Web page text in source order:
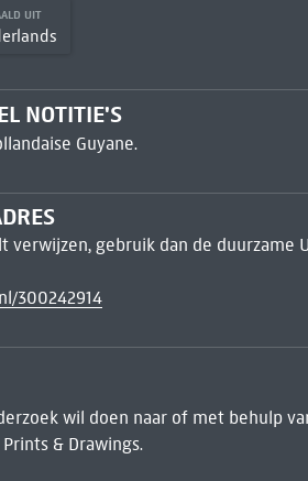
UIT
NOTITIE'S
Guyane.
verwijzen, gebruik dan de duurzame
300242914
wil doen naar of met behulp
& Drawings.